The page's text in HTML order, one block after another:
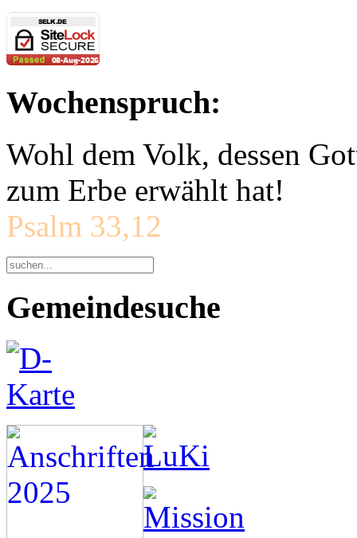
Wochenspruch:
Wohl dem Volk, dessen
zum Erbe erwählt hat!
Psalm 33,12
Gemeindesuche